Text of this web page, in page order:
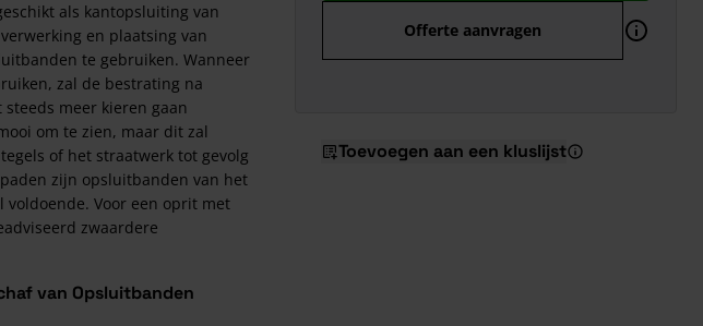
als kantopsluiting van
en plaatsing van
te gebruiken. Wanneer
zal de bestrating na
meer kieren gaan
om te zien, maar dit zal
of het straatwerk tot gevolg
zijn opsluitbanden van het
voldoende. Voor een oprit met
zwaardere
van Opsluitbanden
Offerte aanvragen
Toevoegen aan een kluslijst